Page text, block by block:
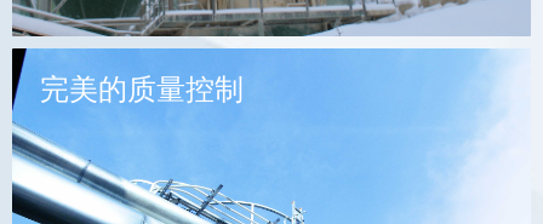
完美的质量控制